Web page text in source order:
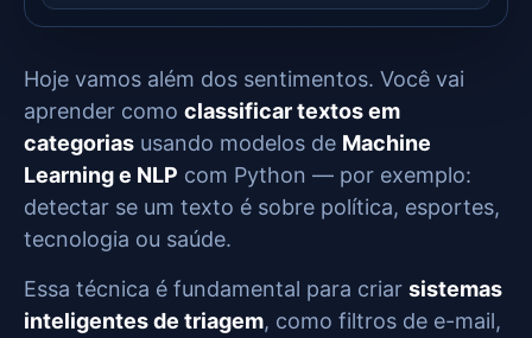
Hoje vamos além dos sentimentos. Você vai
aprender como classificar textos em
categorias usando modelos de Machine
Learning e NLP com Python — por exemplo:
detectar se um texto é sobre política, esportes,
tecnologia ou saúde.
Essa técnica é fundamental para criar sistemas
inteligentes de triagem, como filtros de e-mail,